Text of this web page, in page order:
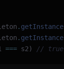
. getInstance
. getInstance
=== s2) // true